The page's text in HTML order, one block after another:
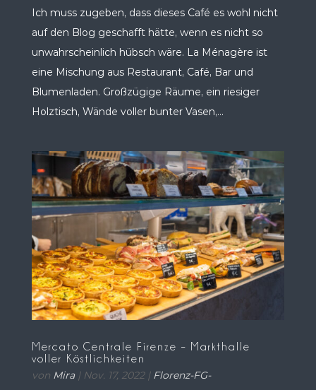
Ich muss zugeben, dass dieses Café es wohl nicht
auf den Blog geschafft hätte, wenn es nicht so
unwahrscheinlich hübsch wäre. La Ménagère ist
eine Mischung aus Restaurant, Café, Bar und
Blumenladen. Großzügige Räume, ein riesiger
Holztisch, Wände voller bunter Vasen,...
Mercato Centrale Firenze – Markthalle
voller Köstlichkeiten
von Mira| Nov. 17, 2022| Florenz-FG-